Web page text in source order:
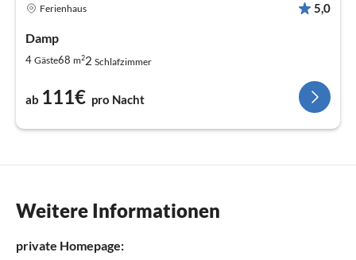
Ferienhaus 5,0
Damp
4 Gäste68 m22 Schlafzimmer
ab 111€ pro Nacht
Weitere Informationen
private Homepage: